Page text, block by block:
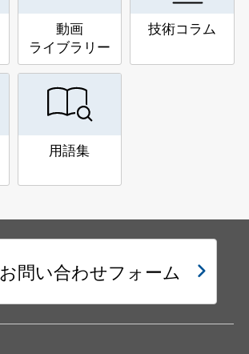
動画
ライブラリー
技術コラム
用語集
お問い合わせフォーム